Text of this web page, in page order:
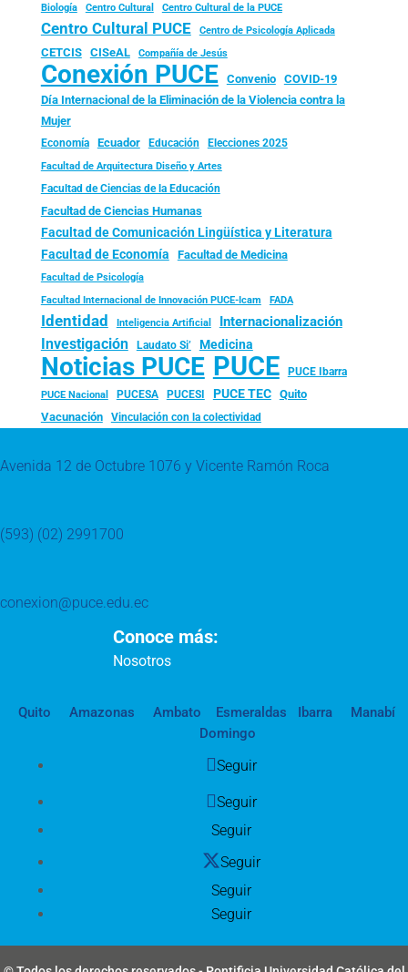
Biología
Centro Cultural Centro Cultural de la PUCE
Centro Cultural PUCE Centro de Psicología Aplicada
CETCIS CISeAL Compañía de Jesús
Conexión PUCE Convenio
COVID-19
Día Internacional de la Eliminación de la Violencia contra la
Mujer
Economía Ecuador Educación Elecciones 2025
Facultad de Arquitectura Diseño y Artes
Facultad de Ciencias de la Educación
Facultad de Ciencias Humanas
Facultad de Comunicación Lingüística y Literatura
Facultad de Economía Facultad de Medicina
Facultad de Psicología
Facultad Internacional de Innovación PUCE-Icam FADA
Identidad Inteligencia Artificial Internacionalización
Investigación Laudato Si’ Medicina
Noticias PUCE PUCE PUCE Ibarra
PUCE Nacional PUCESA PUCESI PUCE TEC
Quito
Vacunación
Vinculación con la colectividad
Avenida 12 de Octubre 1076 y Vicente Ramón Roca
(593) (02) 2991700
conexion@puce.edu.ec
Conoce más:
Nosotros
Quito Amazonas Ambato Esmeraldas Ibarra
Manabí
Domingo
Seguir
Seguir
Seguir
Seguir
Seguir
Seguir